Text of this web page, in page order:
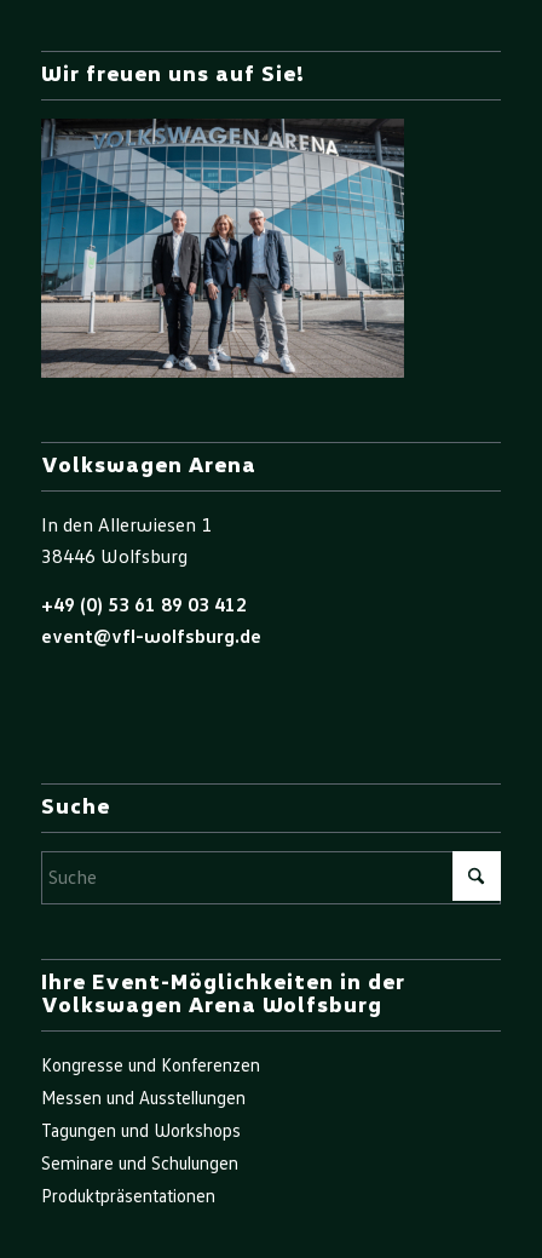
Wir freuen uns auf Sie!
Volkswagen Arena
In den Allerwiesen 1
38446 Wolfsburg
+49 (0) 53 61 89 03 412
event@vfl-wolfsburg.de
Suche
Ihre Event-Möglichkeiten in der
Volkswagen Arena Wolfsburg
Kongresse und Konferenzen
Messen und Ausstellungen
Tagungen und Workshops
Seminare und Schulungen
Produktpräsentationen